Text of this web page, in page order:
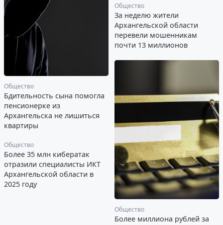
Общество
Бдительность сына помогла
пенсионерке из
Архангельска не лишиться
квартиры
Общество
За неделю жители
Архангельской области
перевели мошенникам
почти 13 миллионов
Общество
Более миллиона рублей за
Общество
Более 35 млн кибератак
отразили специалисты ИКТ
Архангельской области в
2025 году